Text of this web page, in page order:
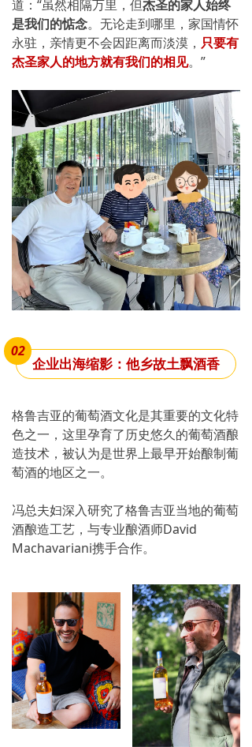
道：“虽然相隔万里，但杰圣的家人始终
是我们的惦念。无论走到哪里，家国情怀
永驻，亲情更不会因距离而淡漠， 只要有
杰圣家人的地方就有我们的相见。”
02
企业出海缩影：他乡故土飘酒香
格鲁吉亚的葡萄酒文化是其重要的文化特
色之一，这里孕育了历史悠久的葡萄酒酿
造技术，被认为是世界上最早开始酿制葡
萄酒的地区之一。
冯总夫妇深入研究了格鲁吉亚当地的葡萄
酒酿造工艺，与专业酿酒师David
Machavariani携手合作。